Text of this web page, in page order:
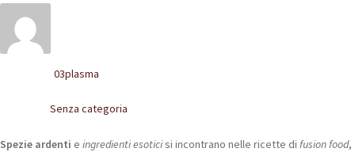
MOCASSINI
SNEAKERS
03plasma
Senza categoria
Spezie ardenti e ingredienti esoticisi incontrano nelle ricette di fusion food,